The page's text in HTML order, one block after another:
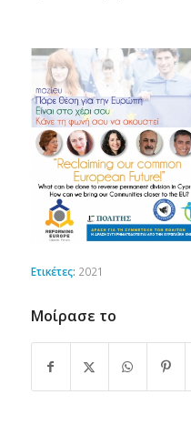
Ετικέτες: 2021
Μοίρασε το